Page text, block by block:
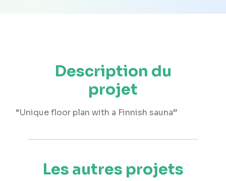
Description du
projet
“Unique floor plan with a Finnish sauna”
Les autres projets